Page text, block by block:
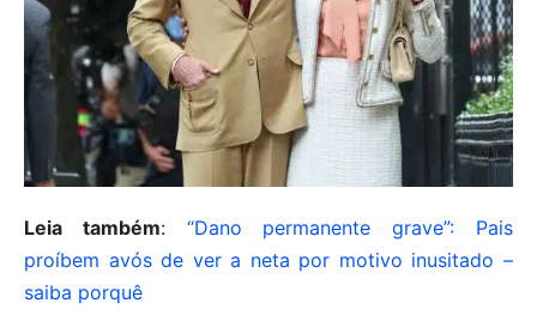
Leia também: “Dano permanente grave”: Pais
proíbem avós de ver a neta por motivo inusitado –
saiba porquê